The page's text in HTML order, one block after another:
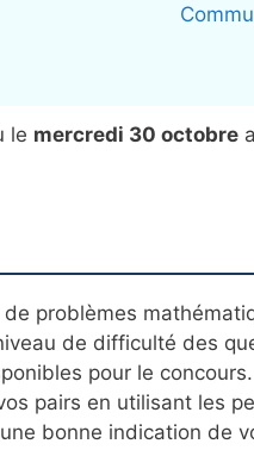
le mercredi 30 octobre
problèmes
de difficulté des
pour le
pairs en utilisant les
bonne indication de